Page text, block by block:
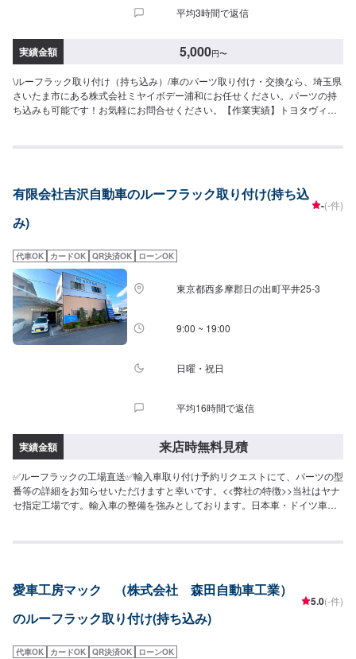
平均3時間で返信
実績金額 5,000円〜
\ルーフラック取り付け（持ち込み）/車のパーツ取り付け・交換なら、埼玉県
さいたま市にある株式会社ミヤイボデー浦和にお任せください。パーツの持
ち込みも可能です！お気軽にお問合せください。【作業実績】トヨタヴィッ
いただきます。◾不安な点や、疑問に思うことなどは実務経験の長いスタッフ
係をより良好にさせていただきます。【作業の流れ】【1】お問い合わせ
【2】車の確認・お見積もりの作成【3】車のお預かり【4】修理開始【5】修
理終了・お支払い【6】アフターサポート【代車について】作業中にお車が必
い。代車は、ご希望の車種がお選びいただけ、ほぼすべてにETC、ナビが付
いております。※代車の燃料代はお客様にご負担いただいております。【定休
日・営業時間】定休日：不定休日曜日はお問い合わせください。営業時間：
9:00~18:00
有限会社吉沢自動車のルーフラック取り付け(持ち込
み)
-(-件)
代車OK カードOK QR決済OK ローンOK
東京都西多摩郡日の出町平井25-3
9:00 ~ 19:00
日曜・祝日
平均16時間で返信
実績金額 来店時無料見積
✅ルーフラックの工場直送✅輸入車取り付け予約リクエストにて、パーツの型
番等の詳細をお知らせいただけますと幸いです。<<弊社の特徴>>当社はヤナ
セ指定工場です。輸入車の整備を強みとしております。日本車・ドイツ車・
<<国家資格を持った整備士が多数在籍>>二級整備士・三級整備士が多数在籍
愛車工房マック （株式会社 森田自動車工業）
のルーフラック取り付け(持ち込み)
5.0(-件)
代車OK カードOK QR決済OK ローンOK